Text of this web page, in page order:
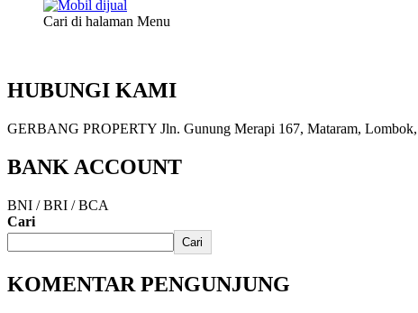
Cari di halaman Menu
HUBUNGI KAMI
GERBANG PROPERTY Jln. Gunung Merapi 167, Mataram,
BANK ACCOUNT
BNI / BRI / BCA
Cari
Cari
KOMENTAR PENGUNJUNG